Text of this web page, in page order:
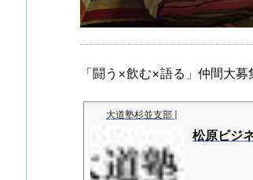
「闘う×飲む×語る」仲間大募
大道塾杉並支部 |
松原ビジ